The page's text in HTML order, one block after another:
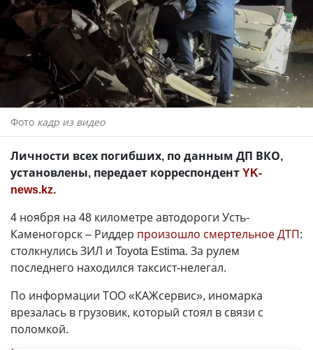
Фото кадр из видео
Личности всех погибших, по данным ДП ВКО,
установлены, передает корреспондентYK-
news.kz.
4 ноября на 48 километре автодороги Усть-
Каменогорск – Риддер произошло смертельное ДТП:
столкнулись ЗИЛ и Toyota Estima. За рулем
последнего находился таксист-нелегал.
По информации ТОО «КАЖсервис», иномарка
врезалась в грузовик, который стоял в связи с
поломкой.